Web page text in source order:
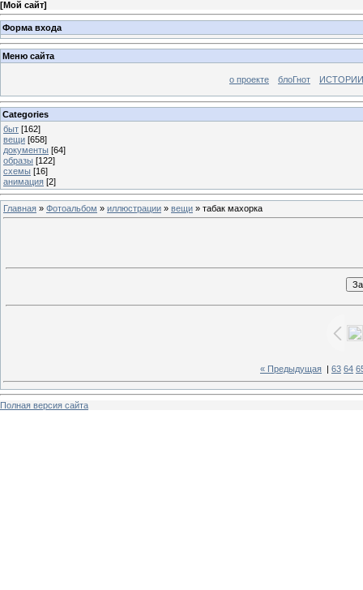
[Мой сайт]
Форма входа
Меню сайта
о проекте блоГнот
Categories
быт [162]
вещи [658]
документы [64]
образы [122]
схемы [16]
анимация [2]
Главная » Фотоальбом » иллюстрации » вещи » табак махорка
« Предыдущая 63 64
Полная версия сайта